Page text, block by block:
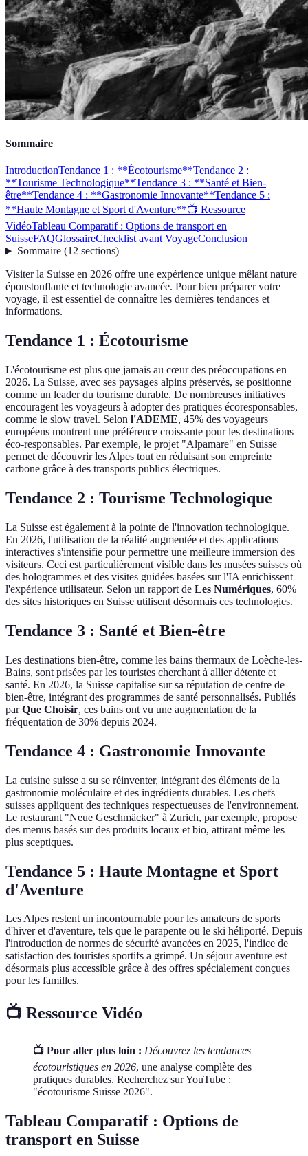
Sommaire
IntroductionTendance 1 : **Écotourisme**Tendance 2 :
**Tourisme Technologique**Tendance 3 : **Santé et Bien-
être**Tendance 4 : **Gastronomie Innovante**Tendance 5 :
**Haute Montagne et Sport d'Aventure**📺 Ressource
VidéoTableau Comparatif : Options de transport en
SuisseFAQGlossaireChecklist avant VoyageConclusion
Sommaire(12 sections)
Visiter la Suisse en 2026 offre une expérience unique mêlant nature
époustouflante et technologie avancée. Pour bien préparer votre
voyage, il est essentiel de connaître les dernières tendances et
informations.
Tendance 1 : Écotourisme
L'écotourisme est plus que jamais au cœur des préoccupations en
2026. La Suisse, avec ses paysages alpins préservés, se positionne
comme un leader du tourisme durable. De nombreuses initiatives
encouragent les voyageurs à adopter des pratiques écoresponsables,
comme le slow travel. Selon l'ADEME, 45% des voyageurs
européens montrent une préférence croissante pour les destinations
éco-responsables. Par exemple, le projet "Alpamare" en Suisse
permet de découvrir les Alpes tout en réduisant son empreinte
carbone grâce à des transports publics électriques.
Tendance 2 : Tourisme Technologique
La Suisse est également à la pointe de l'innovation technologique.
En 2026, l'utilisation de la réalité augmentée et des applications
interactives s'intensifie pour permettre une meilleure immersion des
visiteurs. Ceci est particulièrement visible dans les musées suisses où
des hologrammes et des visites guidées basées sur l'IA enrichissent
l'expérience utilisateur. Selon un rapport de Les Numériques, 60%
des sites historiques en Suisse utilisent désormais ces technologies.
Tendance 3 : Santé et Bien-être
Les destinations bien-être, comme les bains thermaux de Loèche-les-
Bains, sont prisées par les touristes cherchant à allier détente et
santé. En 2026, la Suisse capitalise sur sa réputation de centre de
bien-être, intégrant des programmes de santé personnalisés. Publiés
parQue Choisir, ces bains ont vu une augmentation de la
fréquentation de 30% depuis 2024.
Tendance 4 : Gastronomie Innovante
La cuisine suisse a su se réinventer, intégrant des éléments de la
gastronomie moléculaire et des ingrédients durables. Les chefs
suisses appliquent des techniques respectueuses de l'environnement.
Le restaurant "Neue Geschmäcker" à Zurich, par exemple, propose
des menus basés sur des produits locaux et bio, attirant même les
plus sceptiques.
Tendance 5 : Haute Montagne et Sport
d'Aventure
Les Alpes restent un incontournable pour les amateurs de sports
d'hiver et d'aventure, tels que le parapente ou le ski héliporté. Depuis
l'introduction de normes de sécurité avancées en 2025, l'indice de
satisfaction des touristes sportifs a grimpé. Un séjour aventure est
désormais plus accessible grâce à des offres spécialement conçues
pour les familles.
📺 Ressource Vidéo
📺 Pour aller plus loin : Découvrez les tendances
écotouristiques en 2026, une analyse complète des
pratiques durables. Recherchez sur YouTube :
"écotourisme Suisse 2026".
Tableau Comparatif : Options de
transport en Suisse